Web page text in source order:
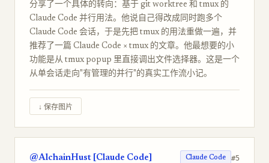
分享了一个具体的转向：基于 git worktree 和 tmux 的
Claude Code 并行用法。他说自己得改成同时跑多个
Claude Code 会话，于是先把 tmux 的用法重做一遍，并
推荐了一篇 Claude Code × tmux 的文章。他最想要的小
功能是从 tmux popup 里直接调出文件选择器。这是一个
从单会话走向"有管理的并行"的真实工作流小记。
↓ 保存图片
@AlchainHust [Claude Code] Claude Code #5